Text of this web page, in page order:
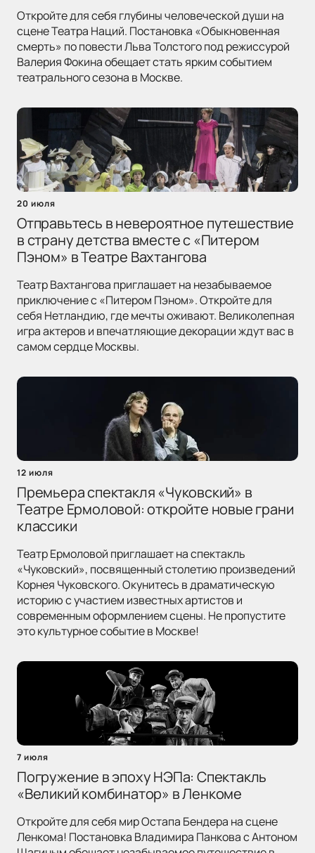
Откройте для себя глубины человеческой души на
сцене Театра Наций. Постановка «Обыкновенная
смерть» по повести Льва Толстого под режиссурой
Валерия Фокина обещает стать ярким событием
театрального сезона в Москве.
20 июля
Отправьтесь в невероятное путешествие
в страну детства вместе с «Питером
Пэном» в Театре Вахтангова
Театр Вахтангова приглашает на незабываемое
приключение с «Питером Пэном». Откройте для
себя Нетландию, где мечты оживают. Великолепная
игра актеров и впечатляющие декорации ждут вас в
самом сердце Москвы.
12 июля
Премьера спектакля «Чуковский» в
Театре Ермоловой: откройте новые грани
классики
Театр Ермоловой приглашает на спектакль
«Чуковский», посвященный столетию произведений
Корнея Чуковского. Окунитесь в драматическую
историю с участием известных артистов и
современным оформлением сцены. Не пропустите
это культурное событие в Москве!
7 июля
Погружение в эпоху НЭПа: Спектакль
«Великий комбинатор» в Ленкоме
Откройте для себя мир Остапа Бендера на сцене
Ленкома! Постановка Владимира Панкова с Антоном